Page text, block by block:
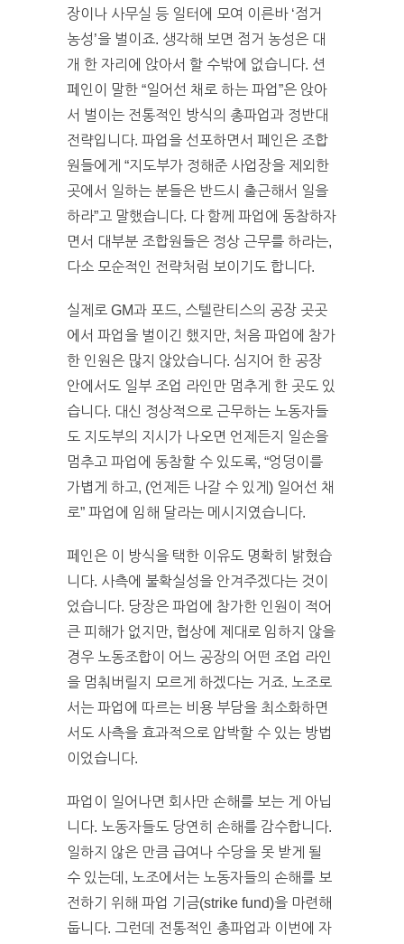
장이나 사무실 등 일터에 모여 이른바 ‘점거
농성’을 벌이죠. 생각해 보면 점거 농성은 대
개 한 자리에 앉아서 할 수밖에 없습니다. 션
페인이 말한 “일어선 채로 하는 파업”은 앉아
서 벌이는 전통적인 방식의 총파업과 정반대
전략입니다. 파업을 선포하면서 페인은 조합
원들에게 “지도부가 정해준 사업장을 제외한
곳에서 일하는 분들은 반드시 출근해서 일을
하라”고 말했습니다. 다 함께 파업에 동참하자
면서 대부분 조합원들은 정상 근무를 하라는,
다소 모순적인 전략처럼 보이기도 합니다.
실제로 GM과 포드, 스텔란티스의 공장 곳곳
에서 파업을 벌이긴 했지만, 처음 파업에 참가
한 인원은 많지 않았습니다. 심지어 한 공장
안에서도 일부 조업 라인만 멈추게 한 곳도 있
습니다. 대신 정상적으로 근무하는 노동자들
도 지도부의 지시가 나오면 언제든지 일손을
멈추고 파업에 동참할 수 있도록, “엉덩이를
가볍게 하고, (언제든 나갈 수 있게) 일어선 채
로” 파업에 임해 달라는 메시지였습니다.
페인은 이 방식을 택한 이유도 명확히 밝혔습
니다. 사측에 불확실성을 안겨주겠다는 것이
었습니다. 당장은 파업에 참가한 인원이 적어
큰 피해가 없지만, 협상에 제대로 임하지 않을
경우 노동조합이 어느 공장의 어떤 조업 라인
을 멈춰버릴지 모르게 하겠다는 거죠. 노조로
서는 파업에 따르는 비용 부담을 최소화하면
서도 사측을 효과적으로 압박할 수 있는 방법
이었습니다.
파업이 일어나면 회사만 손해를 보는 게 아닙
니다. 노동자들도 당연히 손해를 감수합니다.
일하지 않은 만큼 급여나 수당을 못 받게 될
수 있는데, 노조에서는 노동자들의 손해를 보
전하기 위해 파업 기금(strike fund)을 마련해
둡니다. 그런데 전통적인 총파업과 이번에 자